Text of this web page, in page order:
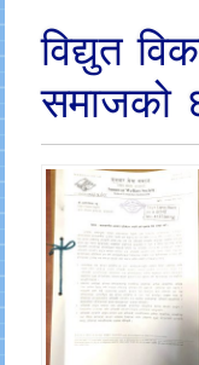
विद्युत
समाजको